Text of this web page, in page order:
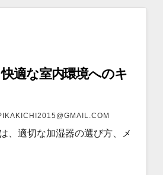
適な室内環境へのキ
、適切な加湿器の選び方、メ